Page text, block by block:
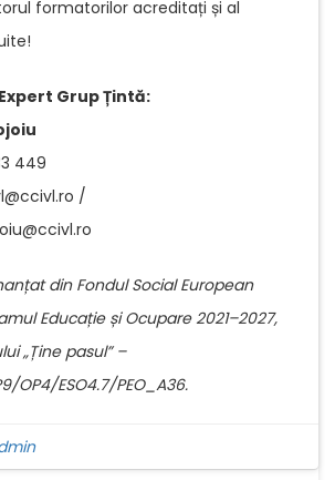
formatorilor acreditați și al
Grup Țintă:
449
/
din Fondul Social European
Educație și Ocupare 2021–2027,
„Ține pasul” –
OP4/ESO4.7/PEO_A36.